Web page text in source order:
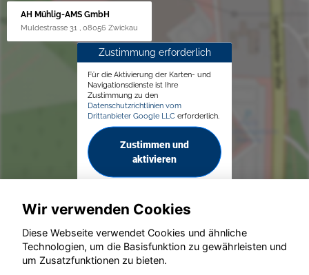
AH Mühlig-AMS GmbH
Muldestrasse 31 , 08056 Zwickau
Zustimmung erforderlich
Für die Aktivierung der Karten- und
Navigationsdienste ist Ihre
Zustimmung zu den
Datenschutzrichtlinien vom
Drittanbieter Google LLC erforderlich.
Zustimmen und
aktivieren
© konjunkturmotor.de GmbH 2020 - 2026
Wir verwenden Cookies
Diese Webseite verwendet Cookies und ähnliche
Technologien, um die Basisfunktion zu gewährleisten und
um Zusatzfunktionen zu bieten.